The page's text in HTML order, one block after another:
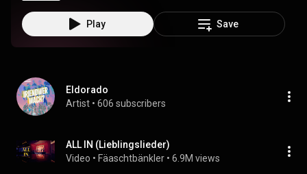
Play Save
Eldorado
Artist • 606 subscribers
ALL IN (Lieblingslieder)
Video • Fäaschtbänkler • 6.9M views